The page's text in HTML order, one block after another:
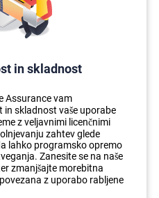
in skladnost
Assurance vam
skladnost vaše uporabe
z veljavnimi licenčnimi
zahtev glede
lahko programsko opremo
Zanesite se na naše
zmanjšajte morebitna
z uporabo rabljene